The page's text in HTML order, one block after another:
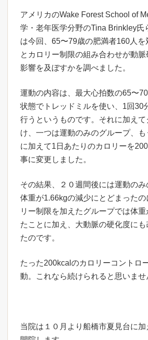
アメリカのWake Forest School of
学・老年医学分野のTina Brinkley氏
は今回、65〜79歳の肥満者160人を
とカロリー制限の組み合わせが動
影響を及ぼすかを調べました。
運動の内容は、最大心拍数の65〜
状態でトレッドミルを使い、1回30
行うというものです。それに加え
け、一つは運動のみのグループ、
に加えて1日あたりのカロリーを
事に変更しました。
その結果、２０週間後には運動の
体重が1.66kgの減少にとどまったの
リー制限を加えたグループでは体
たことに加え、大動脈の硬化度に
たのです。
たった200kcalのカロリーコントロ
動。これなら続けられると思いませ
当院は１０月より船橋市夏見台に